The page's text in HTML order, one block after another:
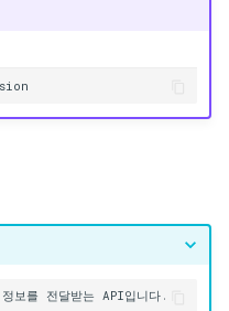
상담 가능/불가 상담원 인
수
n